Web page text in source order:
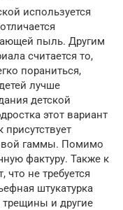
используется
пыль. Другим
считается то,
пораниться,
лучше
детской
этот вариант
гаммы. Помимо
фактуру. Также к
что не требуется
штукатурка
трещины и другие